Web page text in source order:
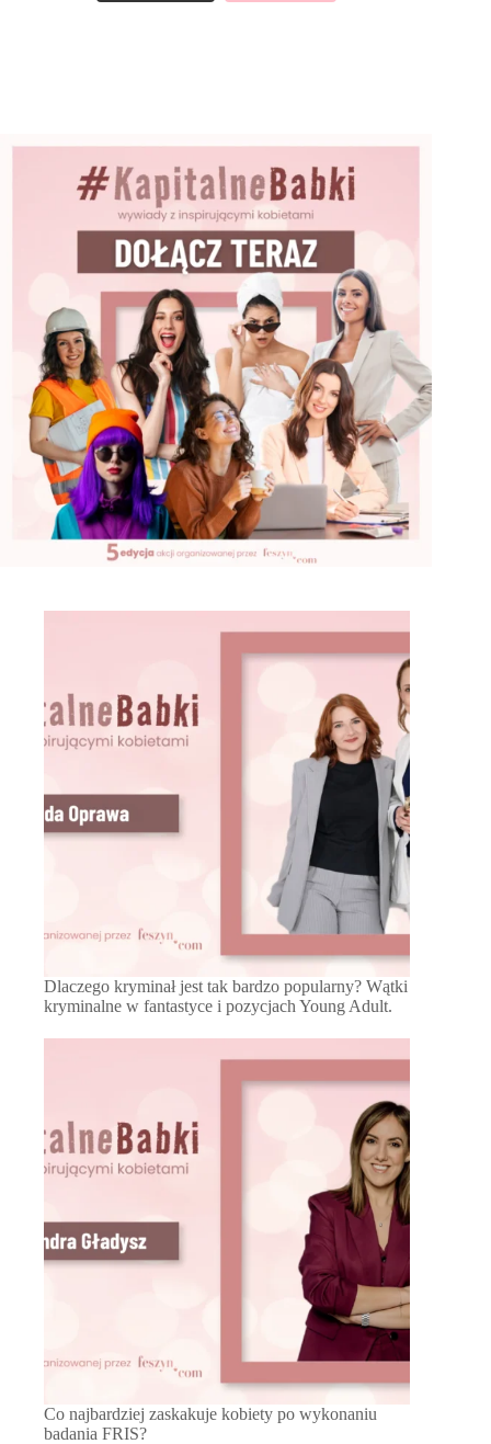
Dlaczego kryminał jest tak bardzo popularny? Wątki
kryminalne w fantastyce i pozycjach Young Adult.
Co najbardziej zaskakuje kobiety po wykonaniu
badania FRIS?